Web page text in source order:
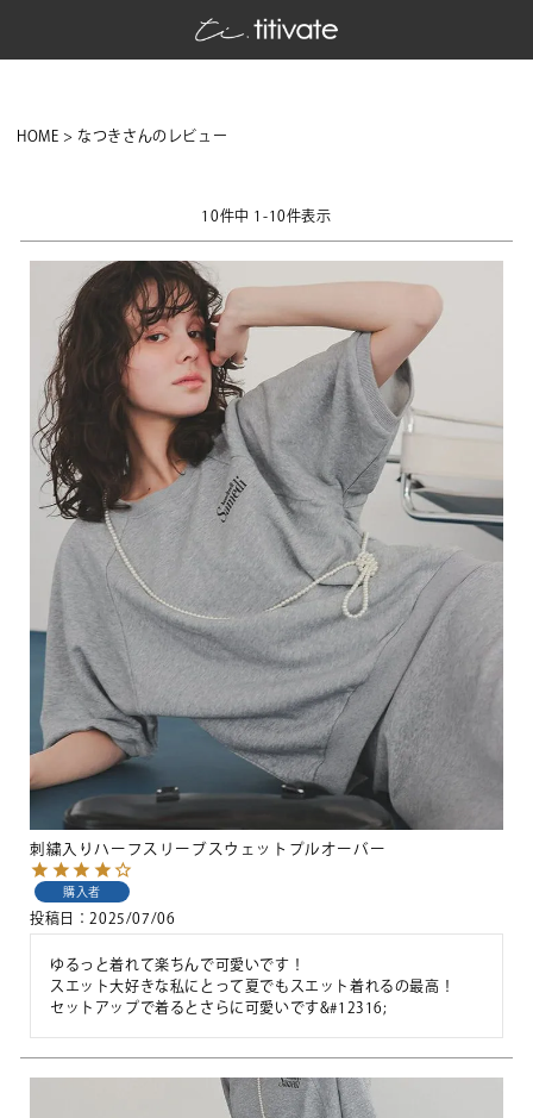
HOME なつきさんのレビュー
10件中 1 -10件表示
刺繍入りハーフスリーブスウェットプルオーバー
購入者
投稿日 2025/07/06
ゆるっと着れて楽ちんで可愛いです！
スエット大好きな私にとって夏でもスエット着れるの最高！
セットアップで着るとさらに可愛いです&#12316;